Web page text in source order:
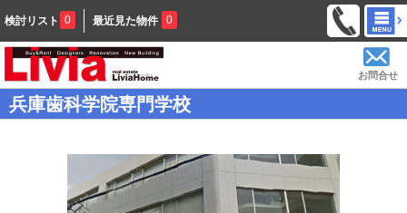
検討リスト 0 最近見た物件 0
お問合せ
兵庫歯科学院専門学校